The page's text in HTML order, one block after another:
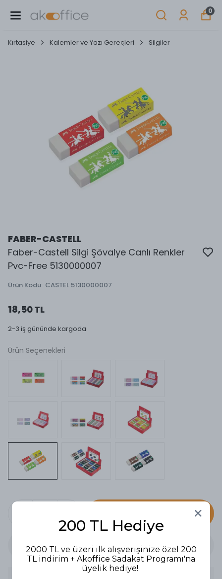
0
Kırtasiye Kalemler ve Yazı Gereçleri Silgiler
FABER-CASTELL
Faber-Castell Silgi Şövalye Canlı Renkler
Pvc-Free 5130000007
Ürün Kodu: CASTEL 5130000007
18,50 TL
2-3 iş gününde kargoda
Ürün Seçenekleri
200 TL Hediye
2000 TL ve üzeri ilk alışverişinize özel 200
TL indirim + Akoffice Sadakat Programı'na
üyelik hediye!